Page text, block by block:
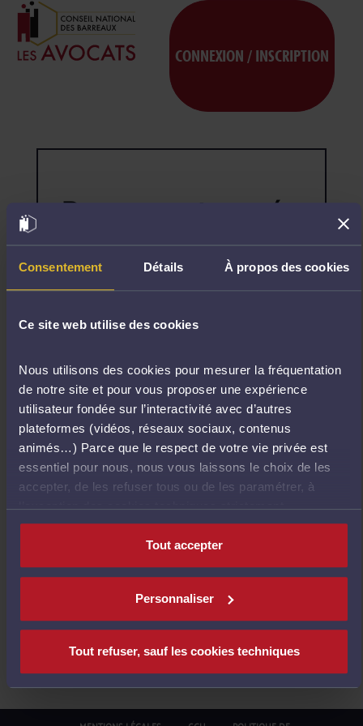
Consentement Détails À propos des cookies
Ce site web utilise des cookies
Nous utilisons des cookies pour mesurer la fréquentation
de notre site et pour vous proposer une expérience
utilisateur fondée sur l’interactivité avec d’autres
plateformes (vidéos, réseaux sociaux, contenus
animés…) Parce que le respect de votre vie privée est
essentiel pour nous, nous vous laissons le choix de les
accepter, de les refuser tous ou de les paramétrer, à
l’exception des cookies techniques strictement
nécessaires au fonctionnement du site.
Tout accepter
Personnaliser
Tout refuser, sauf les cookies techniques
CONNEXION / INSCRIPTION
Page non trouvée
la
page
pas.
E
T
O
U
R
À
L
'
C
I